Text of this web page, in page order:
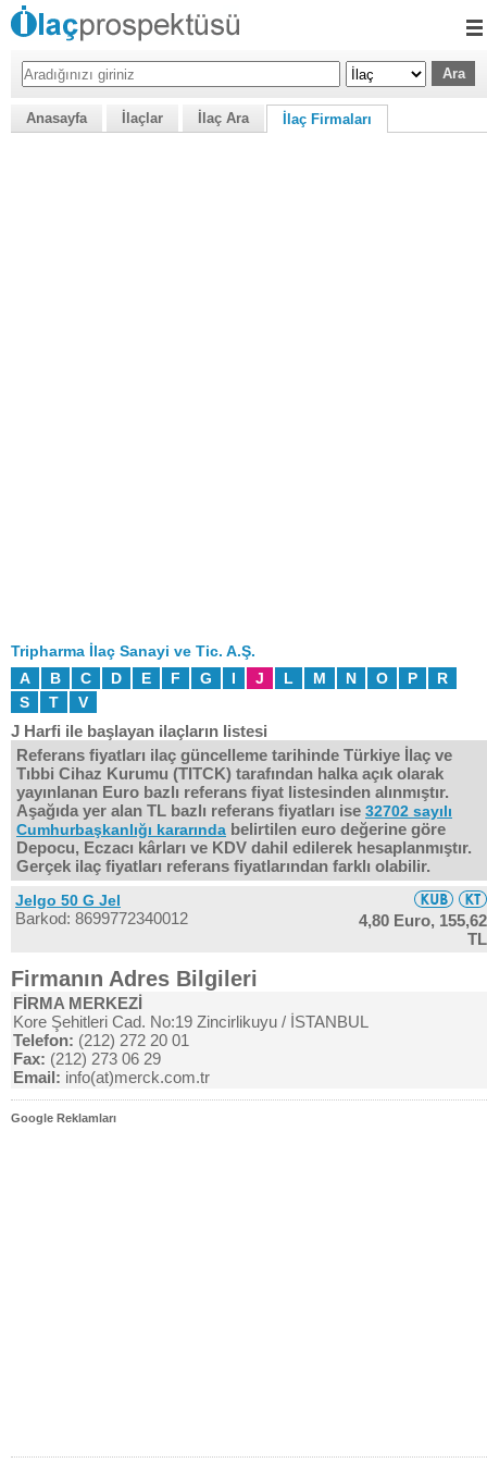
Anasayfa İlaçlar İlaç Ara İlaç Firmaları
Tripharma İlaç Sanayi ve Tic. A.Ş.
A
B C D E F G I J L M N O P
R
S
T V
J Harfi ile başlayan ilaçların listesi
Referans fiyatları ilaç güncelleme tarihinde Türkiye İlaç ve
Tıbbi Cihaz Kurumu (TITCK) tarafından halka açık olarak
yayınlanan Euro bazlı referans fiyat listesinden alınmıştır.
Aşağıda yer alan TL bazlı referans fiyatları ise 32702 sayılı
Cumhurbaşkanlığı kararında belirtilen euro değerine göre
Depocu, Eczacı kârları ve KDV dahil edilerek hesaplanmıştır.
Gerçek ilaç fiyatları referans fiyatlarından farklı olabilir.
Jelgo 50 G Jel
Barkod: 8699772340012 4,80 Euro, 155,62
TL
Firmanın Adres Bilgileri
FİRMA MERKEZİ
Kore Şehitleri Cad. No:19 Zincirlikuyu / İSTANBUL
Telefon: (212) 272 20 01
Fax: (212) 273 06 29
Email: info(at)merck.com.tr
Google Reklamları